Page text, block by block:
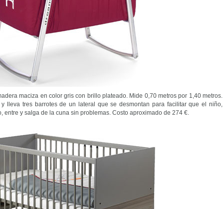
maciza en color gris con brillo plateado. Mide 0,70 metros por 1,40 metros.
lleva tres barrotes de un lateral que se desmontan para facilitar que el niño,
entre y salga de la cuna sin problemas. Costo aproximado de 274 €.